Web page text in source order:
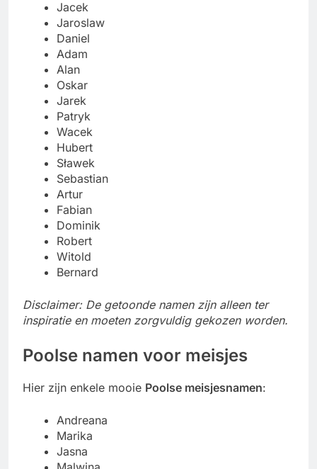
Jacek
Jaroslaw
Daniel
Adam
Alan
Oskar
Jarek
Patryk
Wacek
Hubert
Sławek
Sebastian
Artur
Fabian
Dominik
Robert
Witold
Bernard
Disclaimer: De getoonde namen zijn alleen ter
inspiratie en moeten zorgvuldig gekozen worden.
Poolse namen voor meisjes
Hier zijn enkele mooie Poolse meisjesnamen:
Andreana
Marika
Jasna